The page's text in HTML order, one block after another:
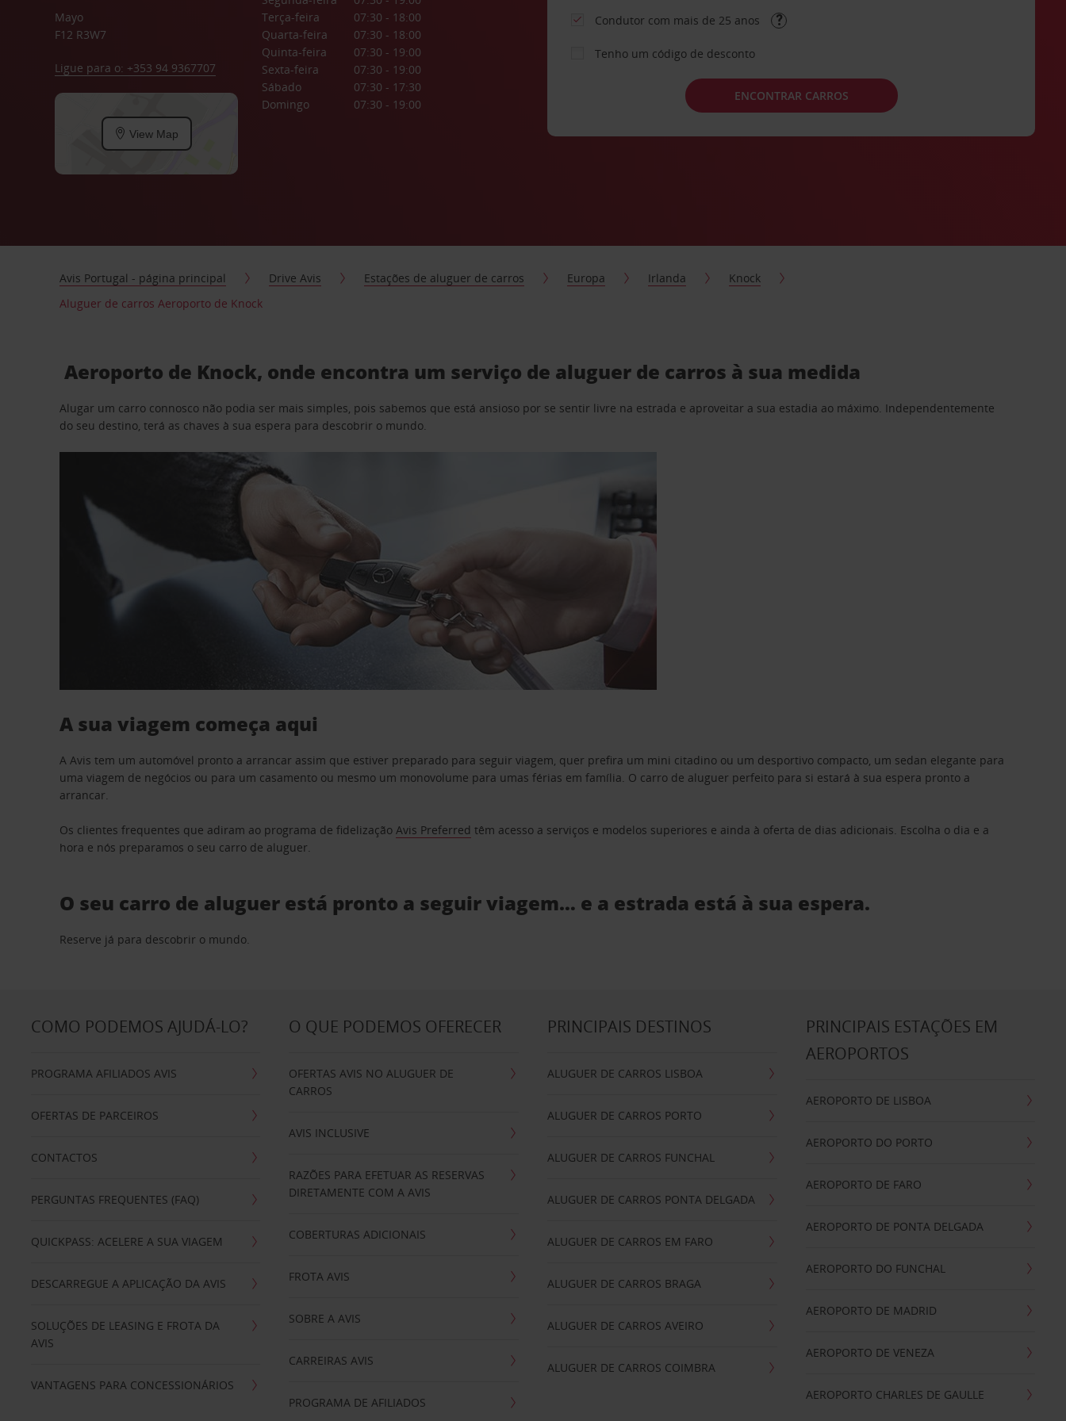
Mayo
F12 R3W7
Ligue para o: +353 94 9367707
View Map
Terça-feira
07:30 - 18:00
Quarta-feira
07:30 - 18:00
Quinta-feira
07:30 - 19:00
Sexta-feira
07:30 - 19:00
Sábado
07:30 - 17:30
Domingo
07:30 - 19:00
Condutor com mais de 25 anos
Tenho um código de desconto
ENCONTRAR CARROS
Avis Portugal - página principal Drive Avis Estações de aluguer de carros Europa Irlanda
Knock
Aluguer de carros Aeroporto de Knock
Aeroporto de Knock, onde encontra um serviço de aluguer de carros à sua medida
Alugar um carro connosco não podia ser mais simples, pois sabemos que está ansioso por se sentir livre na estrada e aproveitar a sua estadia ao máximo. Independentemente
do seu destino, terá as chaves à sua espera para descobrir o mundo.
A sua viagem começa aqui
A Avis tem um automóvel pronto a arrancar assim que estiver preparado para seguir viagem, quer prefira um mini citadino ou um desportivo compacto, um sedan elegante para
uma viagem de negócios ou para um casamento ou mesmo um monovolume para umas férias em família. O carro de aluguer perfeito para si estará à sua espera pronto a
arrancar.
Os clientes frequentes que adiram ao programa de fidelizaçãoAvis Preferred têm acesso a serviços e modelos superiores e ainda à oferta de dias adicionais. Escolha o dia e a
hora e nós preparamos o seu carro de aluguer.
O seu carro de aluguer está pronto a seguir viagem… e a estrada está à sua espera.
Reserve já para descobrir o mundo.
COMO PODEMOS AJUDÁ-LO?
PROGRAMA AFILIADOS AVIS
OFERTAS DE PARCEIROS
CONTACTOS
PERGUNTAS FREQUENTES (FAQ)
QUICKPASS: ACELERE A SUA VIAGEM
DESCARREGUE A APLICAÇÃO DA AVIS
SOLUÇÕES DE LEASING E FROTA DA
AVIS
VANTAGENS PARA CONCESSIONÁRIOS
O QUE PODEMOS OFERECER
OFERTAS AVIS NO ALUGUER DE
CARROS
AVIS INCLUSIVE
RAZÕES PARA EFETUAR AS RESERVAS
DIRETAMENTE COM A AVIS
COBERTURAS ADICIONAIS
FROTA AVIS
SOBRE A AVIS
CARREIRAS AVIS
PROGRAMA DE AFILIADOS
PRINCIPAIS DESTINOS
ALUGUER DE CARROS LISBOA
ALUGUER DE CARROS PORTO
ALUGUER DE CARROS FUNCHAL
ALUGUER DE CARROS PONTA DELGADA
ALUGUER DE CARROS EM FARO
ALUGUER DE CARROS BRAGA
ALUGUER DE CARROS AVEIRO
ALUGUER DE CARROS COIMBRA
PRINCIPAIS ESTAÇÕES EM
AEROPORTOS
AEROPORTO DE LISBOA
AEROPORTO DO PORTO
AEROPORTO DE FARO
AEROPORTO DE PONTA DELGADA
AEROPORTO DO FUNCHAL
AEROPORTO DE MADRID
AEROPORTO DE VENEZA
AEROPORTO CHARLES DE GAULLE